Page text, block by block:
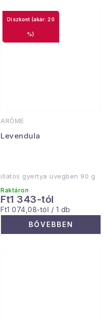
ARÔME
Levendula
(akár: 20
%)
illatos gyertya üvegben 90 g
Raktáron
Ft1 343-tól
Egységár:
Ft1 074,08-tól / 1 db
BŐVEBBEN